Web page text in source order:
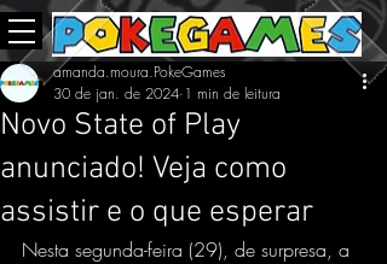
Novo State of Play
anunciado! Veja como
assistir e o que esperar
amanda.moura.PokeGames
30 de jan. de 2024 1 min de leitura
Nesta segunda-feira (29), de surpresa, a